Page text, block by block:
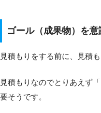
ゴール（成果物）を意
見積もりをする前に、見積
見積もりなのでとりあえず
要そうです。